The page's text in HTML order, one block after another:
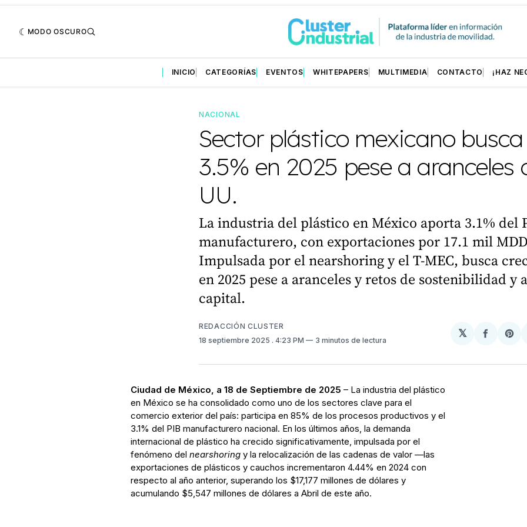
MODO OSCURO
INICIO CATEGORÍAS EVENTOS WHITEPAPERS MULTIMEDIA CONTACTO ¡HAZ
NACIONAL
Sector plástico mexicano
3.5% en 2025 pese a aranceles
UU.
La industria del plástico en México aporta 3.1% del
manufacturero, con exportaciones por 17.1 mil
Impulsada por el nearshoring y el T-MEC, busca
en 2025 pese a aranceles y retos de sostenibilidad y
capital.
REDACCIÓN CLUSTER
18 septiembre 2025 . 4:23 PM 3 minutos de lectura
𝕏
Ciudad de México, a 18 de Septiembre de 2025 – La industria del plástico
en México se ha consolidado como uno de los sectores clave para el
comercio exterior del país: participa en 85% de los procesos productivos y el
3.1% del PIB manufacturero nacional. En los últimos años, la demanda
internacional de plástico ha crecido significativamente, impulsada por el
fenómeno del nearshoringy la relocalización de las cadenas de valor —las
exportaciones de plásticos y cauchos incrementaron 4.44% en 2024 con
respecto al año anterior, superando los $17,177 millones de dólares y
acumulando $5,547 millones de dólares a Abril de este año.